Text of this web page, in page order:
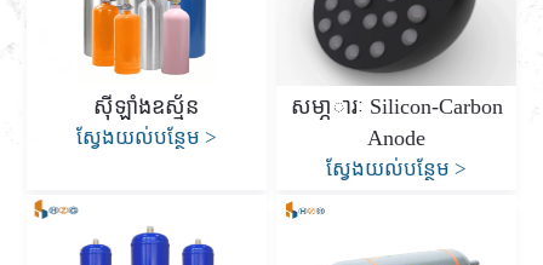
ស៊ីឡាំងឧស្ម័ន
ស្វែងយល់បន្ថែម >
សមា្ភារៈ Silicon-Carbon
Anode
ស្វែងយល់បន្ថែម>